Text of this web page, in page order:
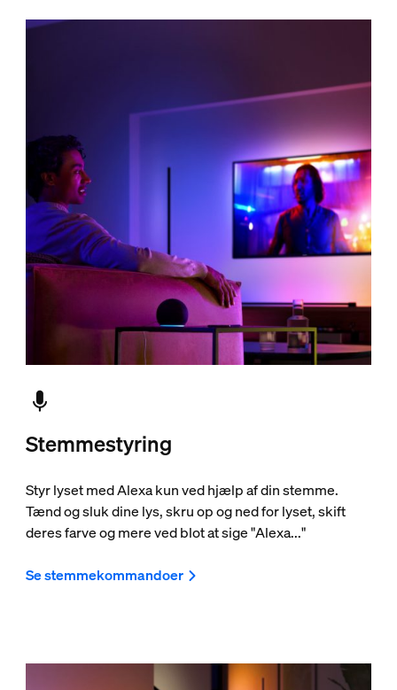
Stemmestyring
Styr lyset med Alexa kun ved hjælp af din stemme.
Tænd og sluk dine lys, skru op og ned for lyset, skift
deres farve og mere ved blot at sige "Alexa..."
Se stemmekommandoer